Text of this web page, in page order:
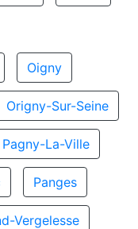
Oigny
Origny-Sur-Seine
Pagny-La-Ville
Panges
Vergelesse